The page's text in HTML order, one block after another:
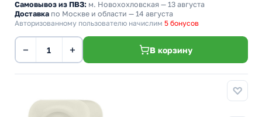
Самовывоз из ПВЗ: м. Новохохловская — 13 августа
Доставка по Москве и области — 14 августа
Авторизованному пользователю начислим 5 бонусов
− + В корзину